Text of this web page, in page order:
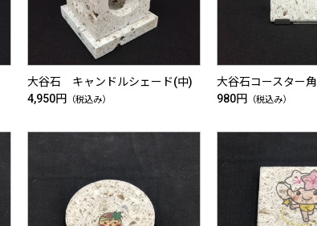
大谷石 キャンドルシェード(中)
4,950円
（税込み）
大谷石コースター角
980円
（税込み）